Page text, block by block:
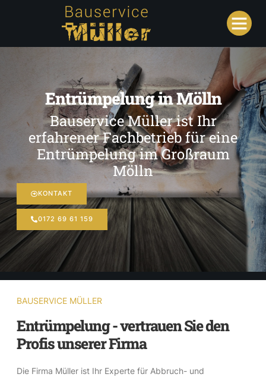
Entrümpelung in Mölln
Bauservice Müller ist Ihr
erfahrener Fachbetrieb für eine
Entrümpelung im Großraum
Mölln
KONTAKT
0172 69 61 159
BAUSERVICE MÜLLER
Entrümpelung - vertrauen Sie den
Profis unserer Firma
Die Firma Müller ist Ihr Experte für Abbruch- und